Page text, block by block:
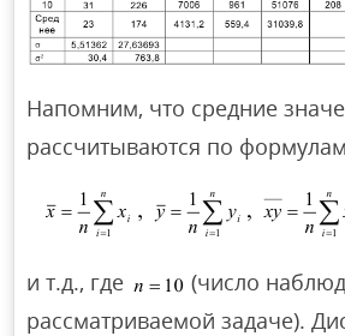
Напомним, что средние
рассчитываются по формулам
и т.д., где
(число
рассматриваемой задаче).